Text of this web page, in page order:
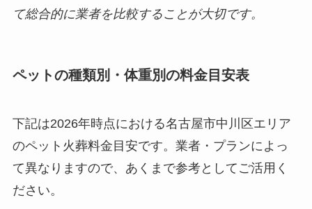
て総合的に業者を比較することが大切です。
ペットの種類別・体重別の料金目安表
下記は2026年時点における名古屋市中川区エリア
のペット火葬料金目安です。業者・プランによっ
て異なりますので、あくまで参考としてご活用く
ださい。